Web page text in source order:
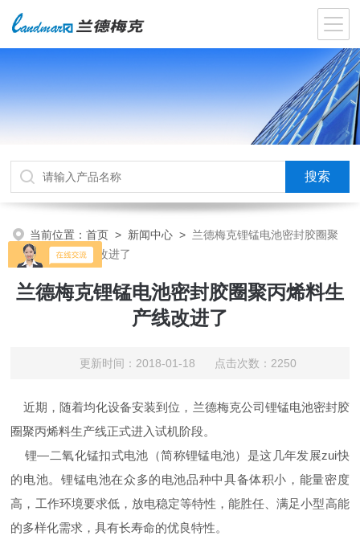
当前位置：首页 > 新闻中心 > 兰德梅克锂锰电池密封胶圈聚
丙烯料生产线改进了
兰德梅克锂锰电池密封胶圈聚丙烯料生
产线改进了
更新时间：2018-01-18 点击次数：2250
近期，随着均化设备安装到位，兰德梅克公司锂锰电池密封胶
圈聚丙烯料生产线正式进入试机阶段。
锂—二氧化锰扣式电池（简称锂锰电池）是这几年发展zui快
的电池。锂锰电池在众多的电池品种中具备体积小，能量密度
高，工作环境要求低，放电稳定等特性，能胜任、满足小型高能
的多样化需求，具有长寿命的优良特性。